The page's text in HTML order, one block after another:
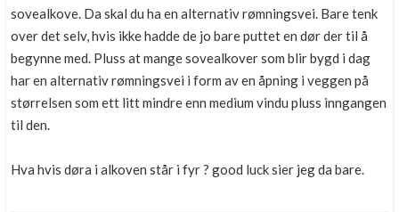
sovealkove. Da skal du ha en alternativ rømningsvei. Bare tenk
over det selv, hvis ikke hadde de jo bare puttet en dør der til å
begynne med. Pluss at mange sovealkover som blir bygd i dag
har en alternativ rømningsvei i form av en åpning i veggen på
størrelsen som ett litt mindre enn medium vindu pluss inngangen
til den.
Hva hvis døra i alkoven står i fyr ? good luck sier jeg da bare.